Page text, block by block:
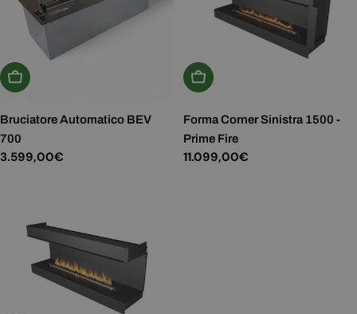
Aggiungi Al Carrello
Bruciatore Automatico BEV
700
Prezzo
3.599,00€
Aggiungi Al Carrello
Forma Corner Sinistra 1500 -
Prime Fire
Prezzo
11.099,00€